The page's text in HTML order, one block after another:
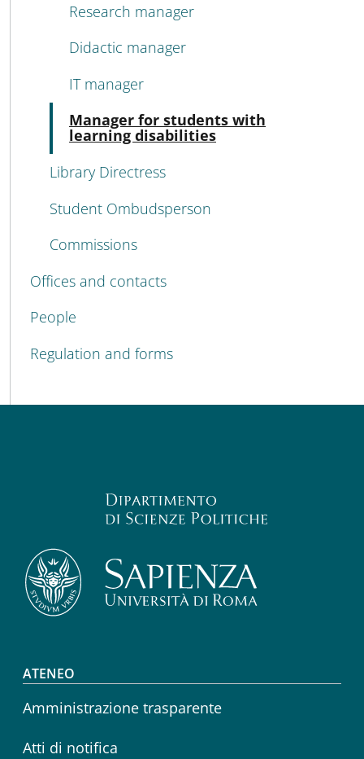
Research manager
Didactic manager
IT manager
Manager for students with
learning disabilities
Library Directress
Student Ombudsperson
Commissions
Offices and contacts
People
Regulation and forms
Footer menu
ATENEO
Amministrazione trasparente
Atti di notifica